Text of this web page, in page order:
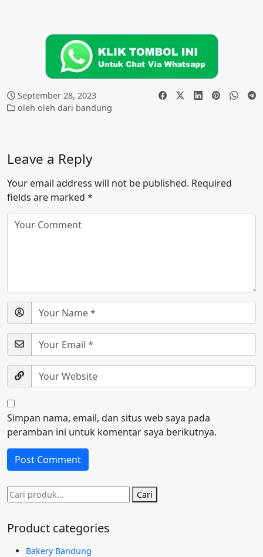
September 28, 2023
oleh oleh dari bandung
Leave a Reply
Your email address will not be published. Required
fields are marked *
Simpan nama, email, dan situs web saya pada
peramban ini untuk komentar saya berikutnya.
Pencarian
untuk:
Cari
Product categories
Bakery Bandung